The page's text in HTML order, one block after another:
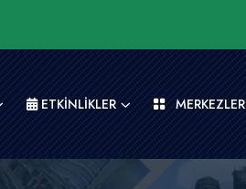
ETKİNLİKLER MERKEZLER